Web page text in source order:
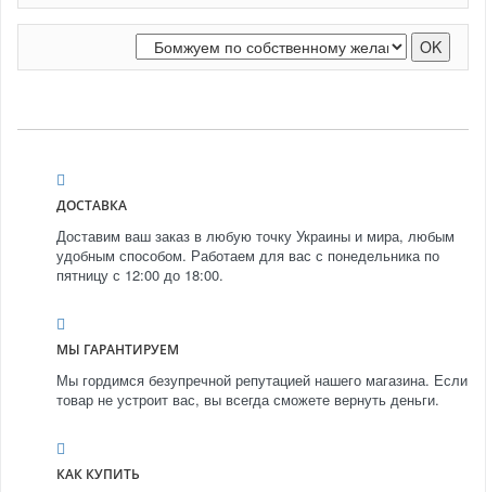
ДОСТАВКА
Доставим ваш заказ в любую точку Украины и мира, любым
удобным способом. Работаем для вас с понедельника по
пятницу с 12:00 до 18:00.
МЫ ГАРАНТИРУЕМ
Мы гордимся безупречной репутацией нашего магазина. Если
товар не устроит вас, вы всегда сможете вернуть деньги.
КАК КУПИТЬ